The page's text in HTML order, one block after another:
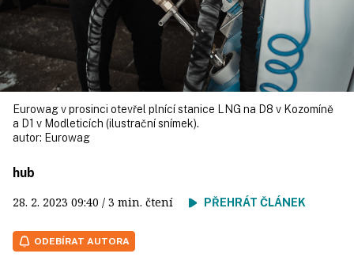
Eurowag v prosinci otevřel plnící stanice LNG na D8 v Kozomíně
a D1 v Modleticích (ilustrační snímek).
autor: Eurowag
hub
28. 2. 2023 09:40 / 3 min. čtení PŘEHRÁT ČLÁNEK
ODEBÍRAT AUTORA